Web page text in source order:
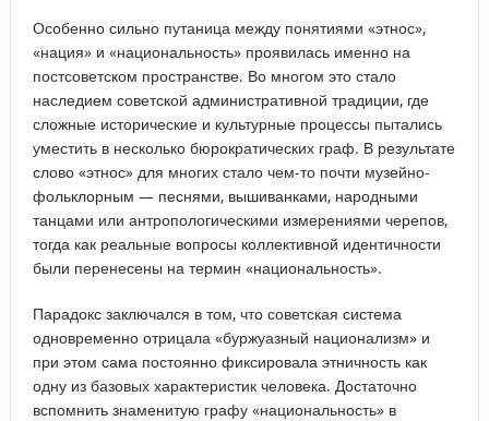
Особенно сильно путаница между понятиями «этнос»,
«нация» и «национальность» проявилась именно на
постсоветском пространстве. Во многом это стало
наследием советской административной традиции, где
сложные исторические и культурные процессы пытались
уместить в несколько бюрократических граф. В результате
слово «этнос» для многих стало чем-то почти музейно-
фольклорным — песнями, вышиванками, народными
танцами или антропологическими измерениями черепов,
тогда как реальные вопросы коллективной идентичности
были перенесены на термин «национальность».
Парадокс заключался в том, что советская система
одновременно отрицала «буржуазный национализм» и
при этом сама постоянно фиксировала этничность как
одну из базовых характеристик человека. Достаточно
вспомнить знаменитую графу «национальность» в